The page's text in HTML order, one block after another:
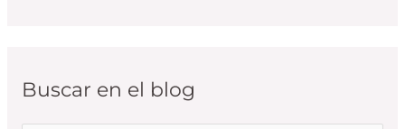
Buscar en el blog